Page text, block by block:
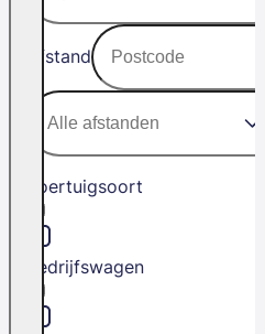
Afstand
Voertuigsoort
Bedrijfswagen